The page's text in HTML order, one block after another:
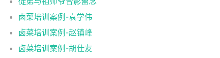
卤菜培训案例-袁学伟
卤菜培训案例-赵镇峰
卤菜培训案例-胡仕友